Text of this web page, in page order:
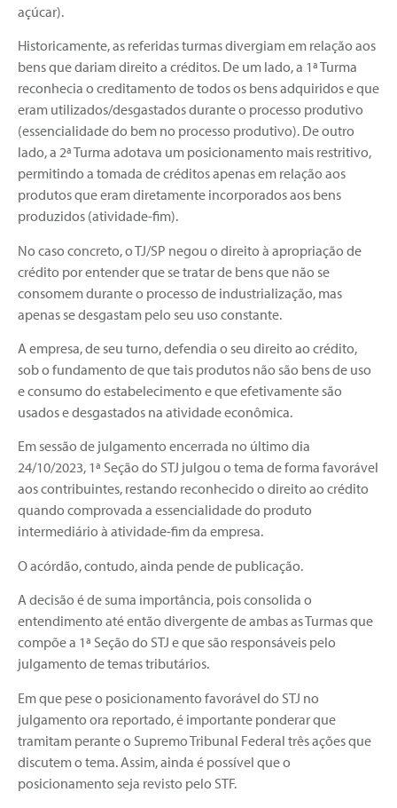
açúcar).
Historicamente, as referidas turmas divergiam em relação aos
bens que dariam direito a créditos. De um lado, a 1ª Turma
reconhecia o creditamento de todos os bens adquiridos e que
eram utilizados/desgastados durante o processo produtivo
(essencialidade do bem no processo produtivo). De outro
lado, a 2ª Turma adotava um posicionamento mais restritivo,
permitindo a tomada de créditos apenas em relação aos
produtos que eram diretamente incorporados aos bens
produzidos (atividade-fim).
No caso concreto, o TJ/SP negou o direito à apropriação de
crédito por entender que se tratar de bens que não se
consomem durante o processo de industrialização, mas
apenas se desgastam pelo seu uso constante.
A empresa, de seu turno, defendia o seu direito ao crédito,
sob o fundamento de que tais produtos não são bens de uso
e consumo do estabelecimento e que efetivamente são
usados e desgastados na atividade econômica.
Em sessão de julgamento encerrada no último dia
24/10/2023, 1ª Seção do STJ julgou o tema de forma favorável
aos contribuintes, restando reconhecido o direito ao crédito
quando comprovada a essencialidade do produto
intermediário à atividade-fim da empresa.
O acórdão, contudo, ainda pende de publicação.
A decisão é de suma importância, pois consolida o
entendimento até então divergente de ambas as Turmas que
compõe a 1ª Seção do STJ e que são responsáveis pelo
julgamento de temas tributários.
Em que pese o posicionamento favorável do STJ no
julgamento ora reportado, é importante ponderar que
tramitam perante o Supremo Tribunal Federal três ações que
discutem o tema. Assim, ainda é possível que o
posicionamento seja revisto pelo STF.